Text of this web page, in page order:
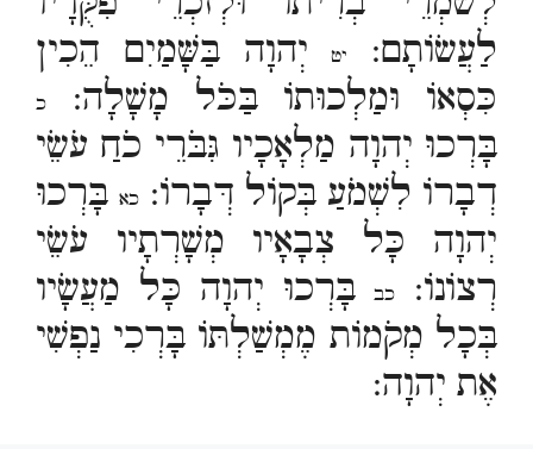
לַעֲשׂוֹתָם:
יטיְהוָה בַּשָּׁמַיִם הֵכִין
כִּסְאוֹ וּמַלְכוּתוֹ בַּכֹּל מָשָׁלָה:
כ
בָּרְכוּ יְהוָה מַלְאָכָיו גִּבֹּרֵי כֹחַ עֹשֵׂי
דְבָרוֹ לִשְׁמֹעַ בְּקוֹל דְּבָרוֹ: כא בָּרְכוּ
יְהוָה כָּל צְבָאָיו מְשָׁרְתָיו עֹשֵׂי
רְצוֹנוֹ:
כבבָּרְכוּ יְהוָה כָּל מַעֲשָׂיו
בְּכָל מְקֹמוֹת מֶמְשַׁלְתּוֹ בָּרְכִי נַפְשִׁי
אֶת יְהוָה: